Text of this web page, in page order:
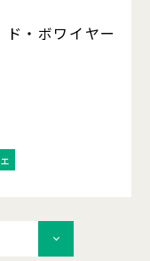
ド・ボワイヤー